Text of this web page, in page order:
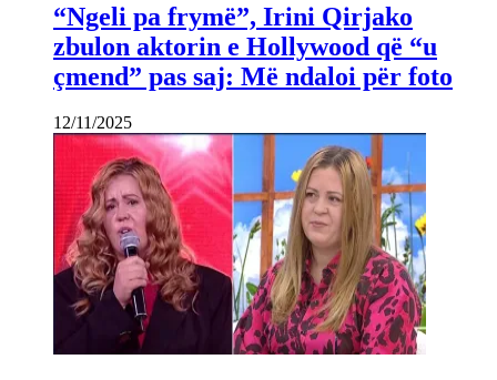
“Ngeli pa frymë”, Irini Qirjako
zbulon aktorin e Hollywood që “u
çmend” pas saj: Më ndaloi për foto
12/11/2025